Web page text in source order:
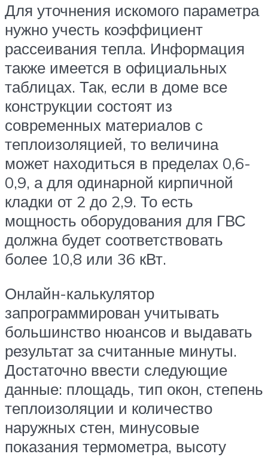
Для уточнения искомого параметра
нужно учесть коэффициент
рассеивания тепла. Информация
также имеется в официальных
таблицах. Так, если в доме все
конструкции состоят из
современных материалов с
теплоизоляцией, то величина
может находиться в пределах 0,6-
0,9, а для одинарной кирпичной
кладки от 2 до 2,9. То есть
мощность оборудования для ГВС
должна будет соответствовать
более 10,8 или 36 кВт.
Онлайн-калькулятор
запрограммирован учитывать
большинство нюансов и выдавать
результат за считанные минуты.
Достаточно ввести следующие
данные: площадь, тип окон, степень
теплоизоляции и количество
наружных стен, минусовые
показания термометра, высоту